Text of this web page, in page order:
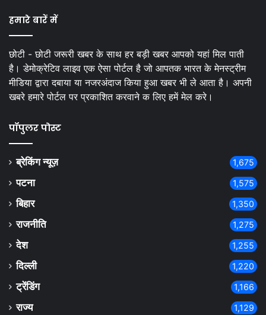
हमारे बारें में
छोटी - छोटी जरूरी खबर के साथ हर बड़ी खबर आपको यहां मिल पाती
है। डेमोक्रेटिव लाइव एक ऐसा पोर्टल है जो आपतक भारत के मेनस्ट्रीम
मीडिया द्वारा दबाया या नजरअंदाज किया हुआ खबर भी ले आता है। अपनी
खबरे हमारे पोर्टल पर प्रकाशित करवाने क लिए हमें मेल करे।
पॉपुलर पोस्ट
ब्रेकिंग न्यूज़ 1,675
पटना 1,575
बिहार 1,350
राजनीति 1,275
देश 1,255
दिल्ली 1,220
ट्रेंडिंग 1,166
राज्य 1,129